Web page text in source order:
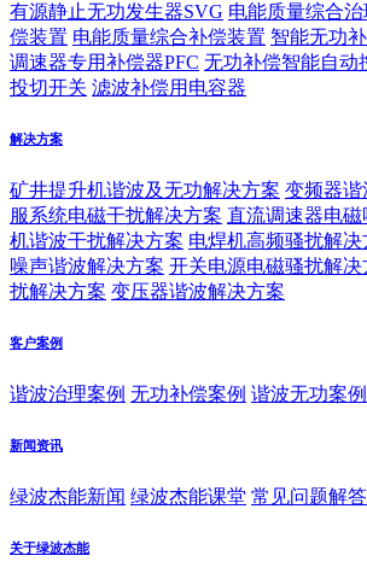
有源静止无功发生器SVG 电能质量综合
偿装置 电能质量综合补偿装置 智能无功
调速器专用补偿器PFC 无功补偿智能自动
投切开关 滤波补偿用电容器
解决方案
矿井提升机谐波及无功解决方案 变频器谐
服系统电磁干扰解决方案 直流调速器电
机谐波干扰解决方案 电焊机高频骚扰解决
噪声谐波解决方案 开关电源电磁骚扰解决
扰解决方案 变压器谐波解决方案
客户案例
谐波治理案例 无功补偿案例 谐波无功案例
新闻资讯
绿波杰能新闻 绿波杰能课堂 常见问题解答
关于绿波杰能